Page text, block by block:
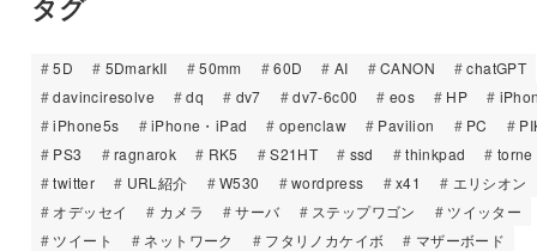
5D 5DmarkII 50mm 60D AI CANON
chatGPT
davinciresolve
dq dv7 dv7-6c00 eos HP
iPhone5s
iPhone・iPad openclaw Pavilion PC
PS3
ragnarok RK5 S21HT ssd thinkpad
torne
twitter
URL紹介 W530 wordpress x41
エリシオン
オデッセイ
カメラ サーバ ステップワゴン
ツイッター
ツイート
ネットワーク フタリノカケイボ
マザーボード